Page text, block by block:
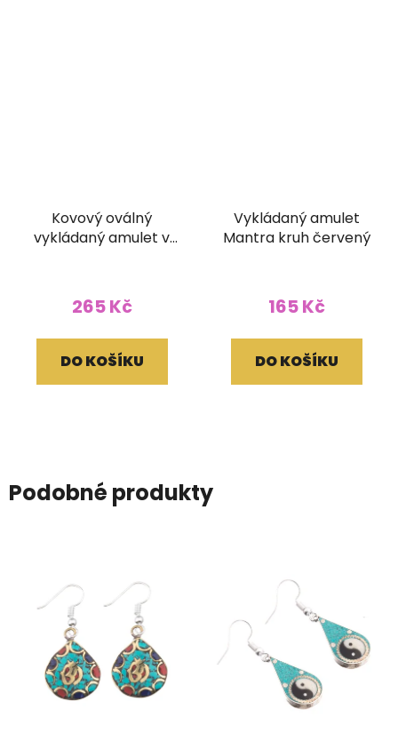
Kovový oválný
vykládaný amulet v
265 Kč
DO KOŠÍKU
Vykládaný amulet
Mantra kruh červený
165 Kč
DO KOŠÍKU
Podobné produkty